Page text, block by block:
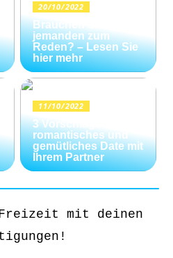
20/10/2022
Brauchen Sie
jemanden zum
Reden? – Lesen Sie
hier mehr
11/10/2022
3 Vorschläge für ein
romantisches und
gemütliches Date mit
Ihrem Partner
mit deinen